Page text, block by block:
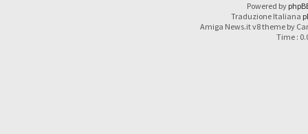
Powered by
Traduzione Italiana
Amiga News.it v8 theme by
Time :